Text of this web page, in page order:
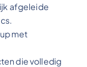
afgeleide
met
die volledig